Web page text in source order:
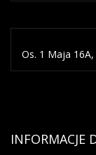
Os. 1 Maja 16A,
INFORMACJE